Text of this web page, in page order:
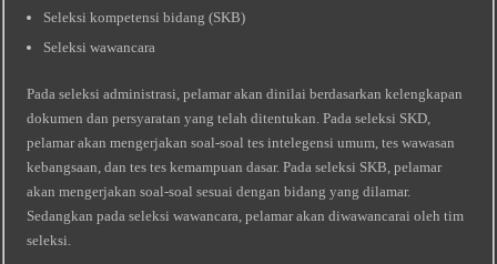
Seleksi kompetensi bidang (SKB)
Seleksi wawancara
Pada seleksi administrasi, pelamar akan dinilai berdasarkan kelengkapan
dokumen dan persyaratan yang telah ditentukan. Pada seleksi SKD,
pelamar akan mengerjakan soal-soal tes intelegensi umum, tes wawasan
kebangsaan, dan tes tes kemampuan dasar. Pada seleksi SKB, pelamar
akan mengerjakan soal-soal sesuai dengan bidang yang dilamar.
Sedangkan pada seleksi wawancara, pelamar akan diwawancarai oleh tim
seleksi.